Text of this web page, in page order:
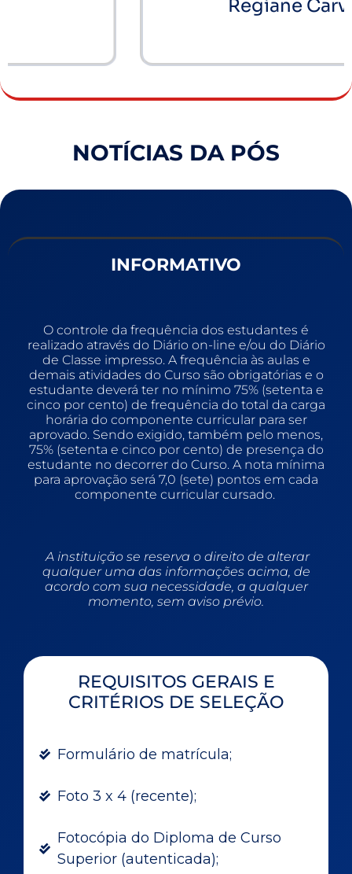
Regiane Carvalho
NOTÍCIAS DA PÓS
INFORMATIVO
O controle da frequência dos estudantes é
realizado através do Diário on-line e/ou do Diário
de Classe impresso. A frequência às aulas e
demais atividades do Curso são obrigatórias e o
estudante deverá ter no mínimo 75% (setenta e
cinco por cento) de frequência do total da carga
horária do componente curricular para ser
aprovado. Sendo exigido, também pelo menos,
75% (setenta e cinco por cento) de presença do
estudante no decorrer do Curso. A nota mínima
para aprovação será 7,0 (sete) pontos em cada
componente curricular cursado.
A instituição se reserva o direito de alterar
qualquer uma das informações acima, de
acordo com sua necessidade, a qualquer
momento, sem aviso prévio.
REQUISITOS GERAIS E
CRITÉRIOS DE SELEÇÃO
Formulário de matrícula;
Foto 3 x 4 (recente);
Fotocópia do Diploma de Curso
Superior (autenticada);